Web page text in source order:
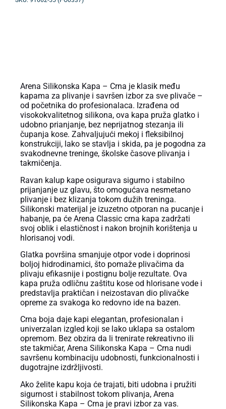
Arena Silikonska Kapa – Crna je klasik među
kapama za plivanje i savršen izbor za sve plivače –
od početnika do profesionalaca. Izrađena od
visokokvalitetnog silikona, ova kapa pruža glatko i
udobno prianjanje, bez neprijatnog stezanja ili
čupanja kose. Zahvaljujući mekoj i fleksibilnoj
konstrukciji, lako se stavlja i skida, pa je pogodna za
svakodnevne treninge, školske časove plivanja i
takmičenja.
Ravan kalup kape osigurava sigurno i stabilno
prijanjanje uz glavu, što omogućava nesmetano
plivanje i bez klizanja tokom dužih treninga.
Silikonski materijal je izuzetno otporan na pucanje i
habanje, pa će Arena Classic crna kapa zadržati
svoj oblik i elastičnost i nakon brojnih korištenja u
hlorisanoj vodi.
Glatka površina smanjuje otpor vode i doprinosi
boljoj hidrodinamici, što pomaže plivačima da
plivaju efikasnije i postignu bolje rezultate. Ova
kapa pruža odličnu zaštitu kose od hlorisane vode i
predstavlja praktičan i neizostavan dio plivačke
opreme za svakoga ko redovno ide na bazen.
Crna boja daje kapi elegantan, profesionalan i
univerzalan izgled koji se lako uklapa sa ostalom
opremom. Bez obzira da li trenirate rekreativno ili
ste takmičar, Arena Silikonska Kapa – Crna nudi
savršenu kombinaciju udobnosti, funkcionalnosti i
dugotrajne izdržljivosti.
Ako želite kapu koja će trajati, biti udobna i pružiti
sigurnost i stabilnost tokom plivanja, Arena
Silikonska Kapa – Crna je pravi izbor za vas.